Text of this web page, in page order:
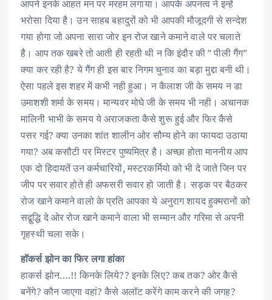
आपने इनके आहत मन पर मरहम लगाया। आपके अपनत्व ने इन्हें
भरोसा दिया है। उन साहब बहादुरों को भी आपकी मौजूदगी से सन्देश
गया होगा जो अपना सारा जोर इन रोज खाने कमाने वाले पर चलाते
है। आप तक खबरे तो आती ही रहती थी न कि इंदौर की ” पीली गैंग”
क्या कर रही है? ये गैंग ही इस बार निगम चुनाव का बड़ा मुद्दा बनी थी।
ऐसा पहले इस शहर में कभी नही हुआ। न कैलाश जी के समय न डा
उमाशशी शर्मा के समय। मान्यवर मोघे जी के समय भी नही। अचानक
मालिनी भाभी के समय ये अराजकता कैसे शुरू हुई और फिर कैसे
पसर गई? क्या उनका शांत शालीन ओर सौम्य होने का फायदा उठाया
गया? अब कसौटी पर मिस्टर पुष्यमित्र है। अच्छा होता माननीय आप
एक दो हिदायतें उन कर्मचारियों, मस्टरकर्मियो को भी दे जाते जिन पर
जीप पर सवार होते ही अफसरी सवार हो जाती है। सड़क पर बैठकर
रोज खाने कमाने वालो के प्रति आपका ये अनुराग शायद हुक्मरानों को
सद्बुद्धि दे ओर रोज खाने कमाने वाला भी सम्मान और गरिमा से अपनी
गृहस्थी चला सके।
हॉकर्स झोन का फिर लगा हांका
हाकर्स झोन….!! किनके लिये?? इनके लिए? कब तक? ओर कैसे
बनेंगे? कौन जाएगा वहां? कैसे अलॉट करेंगे काम करने की जगह?